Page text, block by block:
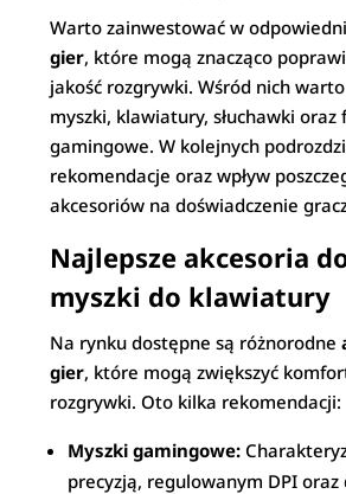
Warto zainwestować w
gier, które mogą znacząco
jakość rozgrywki. Wśród nich
myszki, klawiatury, słuchawki oraz
gamingowe. W kolejnych
rekomendacje oraz wpływ
akcesoriów na doświadczenie
Najlepsze akcesoria
myszki do klawiatury
Na rynku dostępne są różnorodne
gier, które mogą zwiększyć
rozgrywki. Oto kilka rekomendacji:
Myszki gamingowe:
precyzją, regulowanym DPI